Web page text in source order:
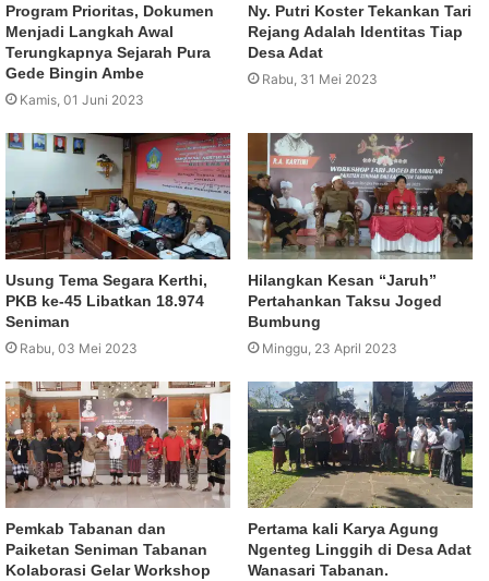
Program Prioritas, Dokumen
Menjadi Langkah Awal
Terungkapnya Sejarah Pura
Gede Bingin Ambe
Kamis, 01 Juni 2023
Ny. Putri Koster Tekankan Tari
Rejang Adalah Identitas Tiap
Desa Adat
Rabu, 31 Mei 2023
Usung Tema Segara Kerthi,
PKB ke-45 Libatkan 18.974
Seniman
Rabu, 03 Mei 2023
Hilangkan Kesan “Jaruh”
Pertahankan Taksu Joged
Bumbung
Minggu, 23 April 2023
Pemkab Tabanan dan
Paiketan Seniman Tabanan
Kolaborasi Gelar Workshop
Pertama kali Karya Agung
Ngenteg Linggih di Desa Adat
Wanasari Tabanan.